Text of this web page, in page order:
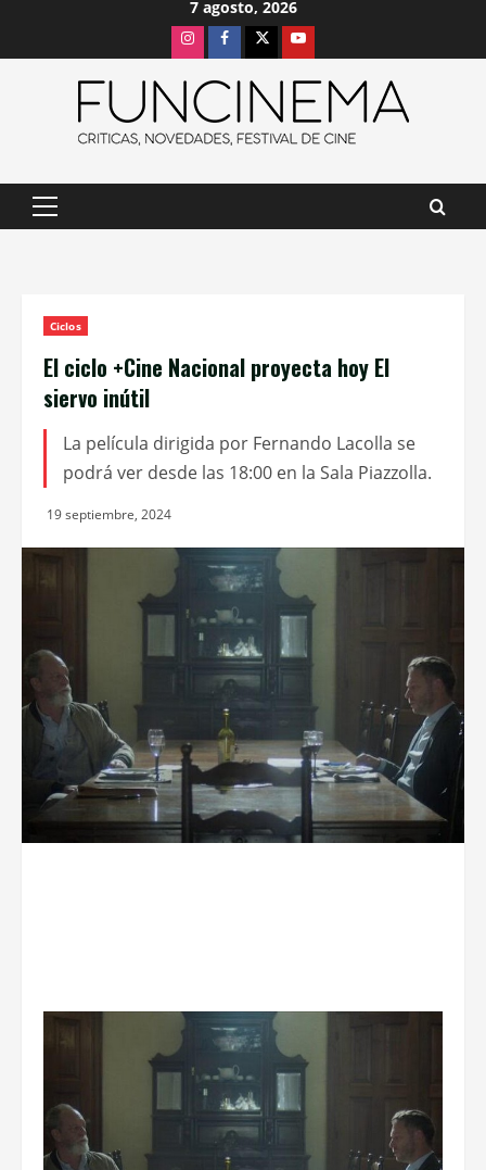
7 agosto, 2026
InstagramFacebook
X Youtube
Menú
Ciclos
El ciclo +Cine Nacional proyecta hoy El
siervo inútil
La película dirigida por Fernando Lacolla se
podrá ver desde las 18:00 en la Sala Piazzolla.
19 septiembre, 2024